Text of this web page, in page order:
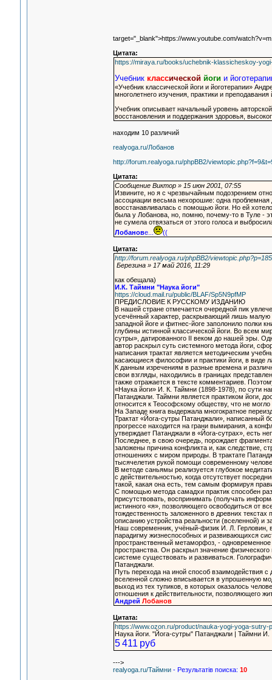
target="_blank">https://www.youtube.com/
Цитата:
https://miraya.ru/books/uchebnik-klassicheskoy-
Учебник классической йогии
«Учебник классической йоги и йоготерапии»
многолетнего изучения, практики и преподавания
Учебник описывает начальный уровень
восстановления и поддержания здоровья,
находим 10 различий
realyoga.ru/Лобанов
http://forum.realyoga.ru/phpBB2/
Цитата:
Сообщение Виктор » 15 июн 2001, 07:55
Извините, но я с чрезвычайным подозрением
ассоциации весьма нехорошие: одна
восстанавливалась с помощью йоги. Но ей
была у Лобанова, но, помню, почему-то в Туле -
не сумела отвязаться от этого голоса и
Лобанове... ((
Цитата:
http://forum.realyoga.ru/phpBB2/
Березина » 17 май 2016, 11:29
как обещала)
И.К. Таймни "Наука йоги"
https://cloud.mail.ru/public/BLAF/Sp5N9pfMP
ПРЕДИСЛОВИЕ К РУССКОМУ ИЗДАНИЮ
В нашей стране отмечается очередной пик
усечённый характер, раскрывающий лишь малую
западной йоге и фитнес-йоге заполонило полки
глубины истинной классической йоги. Во всем
сутры», датированного II веком до нашей эры.
автор раскрыл суть системного метода йоги,
написания трактат является методическим
касающиеся философии и практики йоги, в виде
К данным изречениям в разные времена и
свои взгляды, находились в границах
также отражается в тексте комментариев.
«Наука йоги» И. К. Таймни (1898-1978), по сути
Патанджали. Таймни является практиком йоги,
относится к Теософскому обществу, что не
На Западе книга выдержала многократное
Трактат «Йога-сутры Патанджали», написанный
прогрессе находится на грани вымирания, а
утверждает Патанджали в «Йога-сутрах», есть
Последнее, в свою очередь, порождает
заложены причина конфликта и, как следствие,
отношениях с миром природы. В трактате
тысячелетия рукой помощи современному
В методе саньямы реализуется глубокое
с действительностью, когда отсутствует
такой, какая она есть, тем самым формируя
С помощью метода самадхи практик способен
присутствовать, воспринимать (получать
истинного «я», позволяющего освободиться от
тождественность заложенного в древних
описанию устройства реальности (вселенной) и
Наш современник, учёный-физик И. Л. Герловин,
парадигму жизнеспособных и развивающихся
пространственный метаморфоз, -
пространства. Он раскрыл значение
системе существовать и развиваться.
Патанджали.
Путь перехода на иной способ взаимодействия с
вселенной сложно вписывается в упрошенную
выход из тех тупиков, в которых оказалось
отношения к действительности, позволяющего
Андрей Лобанов
Цитата:
https://www.ozon.ru/product/nauka-yogi-yoga-sutry-
Наука йоги. "Йога-сутры" Патанджали | Таймни И.
5 411 руб
--->
realyoga.ru/Таймни - Результатiв поиска: 10